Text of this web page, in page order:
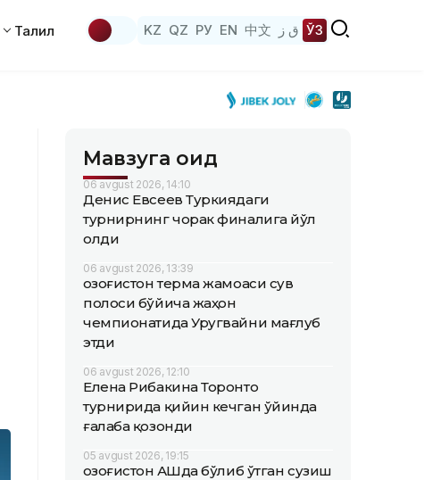
Таҳлил KZ QZ РУ EN 中文 ق ز ЎЗ
Мавзуга оид
06 avgust 2026, 14:10
Денис Евсеев Туркиядаги
турнирнинг чорак финалига йўл
олди
06 avgust 2026, 13:39
Қозоғистон терма жамоаси сув
полоси бўйича жаҳон
чемпионатида Уругвайни мағлуб
этди
06 avgust 2026, 12:10
Елена Рибакина Торонто
турнирида қийин кечган ўйинда
ғалаба қозонди
05 avgust 2026, 19:15
Қозоғистон АҚШда бўлиб ўтган сузиш